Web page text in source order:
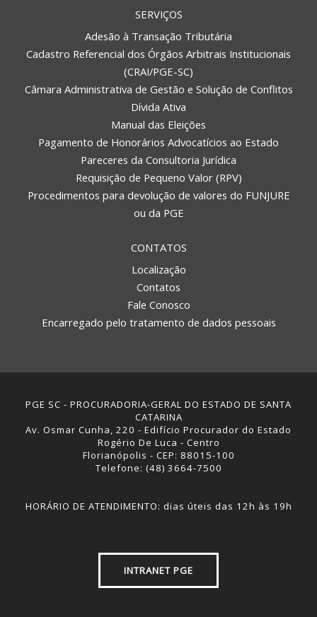
SERVIÇOS
Adesão à Transação Tributária
Cadastro Referencial dos Órgãos Arbitrais Institucionais
(CRAI/PGE-SC)
Câmara Administrativa de Gestão e Solução de Conflitos
Dívida Ativa
Manual das Eleições
Pagamento de Honorários Advocatícios ao Estado
Pareceres da Consultoria Jurídica
Requisição de Pequeno Valor (RPV)
Procedimentos para devolução de valores do FUNJURE
ou da PGE
CONTATOS
Localização
Contatos
Fale Conosco
Encarregado pelo tratamento de dados pessoais
PGE SC - PROCURADORIA-GERAL DO ESTADO DE SANTA
CATARINA
Av. Osmar Cunha, 220 - Edifício Procurador do Estado
Rogério De Luca - Centro
Florianópolis - CEP: 88015-100
Telefone: (48) 3664-7500
HORÁRIO DE ATENDIMENTO: dias úteis das 12h às 19h
INTRANET PGE